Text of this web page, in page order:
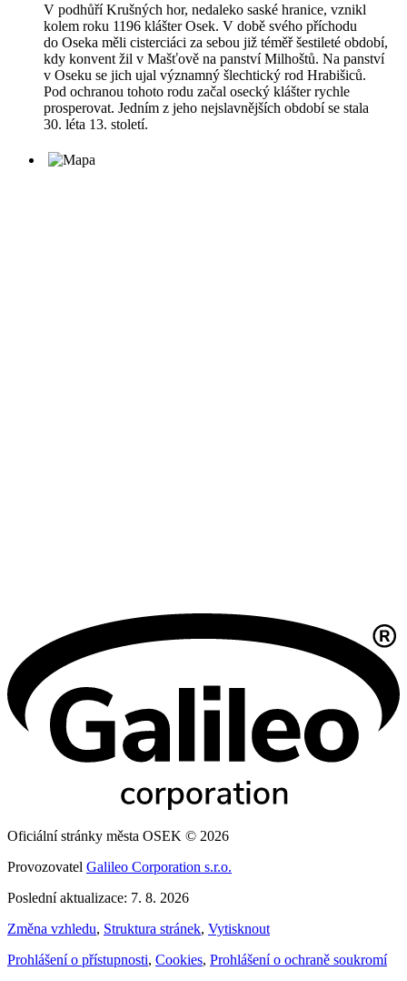
V podhůří Krušných hor, nedaleko saské hranice, vznikl
kolem roku 1196 klášter Osek. V době svého příchodu
do Oseka měli cisterciáci za sebou již téměř šestileté období,
kdy konvent žil v Mašťově na panství Milhoštů. Na panství
v Oseku se jich ujal významný šlechtický rod Hrabišiců.
Pod ochranou tohoto rodu začal osecký klášter rychle
prosperovat. Jedním z jeho nejslavnějších období se stala
30. léta 13. století.
Oficiální stránky města OSEK © 2026
Provozovatel Galileo Corporation s.r.o.
Poslední aktualizace: 7. 8. 2026
Změna vzhledu, Struktura stránek, Vytisknout
Prohlášení o přístupnosti, Cookies, Prohlášení o ochraně soukromí